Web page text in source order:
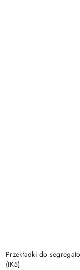
Przekładki do
(IK5)